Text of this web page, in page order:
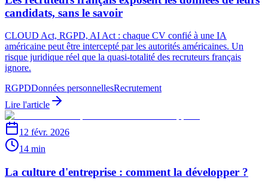
candidats, sans le savoir
CLOUD Act, RGPD, AI Act : chaque CV confié à une IA
américaine peut être intercepté par les autorités américaines. Un
risque juridique réel que la quasi-totalité des recruteurs français
ignore.
RGPDDonnées personnellesRecrutement
Lire l'article
12 févr. 2026
14 min
La culture d'entreprise : comment la développer ?